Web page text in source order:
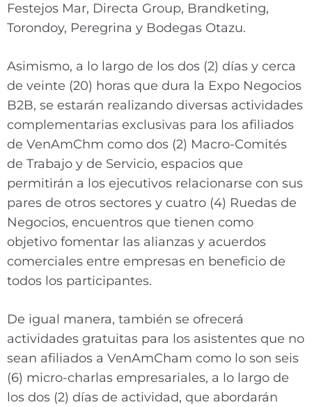
Festejos Mar, Directa Group, Brandketing,
Torondoy, Peregrina y Bodegas Otazu.
Asimismo, a lo largo de los dos (2) días y cerca
de veinte (20) horas que dura la Expo Negocios
B2B, se estarán realizando diversas actividades
complementarias exclusivas para los afiliados
de VenAmChm como dos (2) Macro-Comités
de Trabajo y de Servicio, espacios que
permitirán a los ejecutivos relacionarse con sus
pares de otros sectores y cuatro (4) Ruedas de
Negocios, encuentros que tienen como
objetivo fomentar las alianzas y acuerdos
comerciales entre empresas en beneficio de
todos los participantes.
De igual manera, también se ofrecerá
actividades gratuitas para los asistentes que no
sean afiliados a VenAmCham como lo son seis
(6) micro-charlas empresariales, a lo largo de
los dos (2) días de actividad, que abordarán